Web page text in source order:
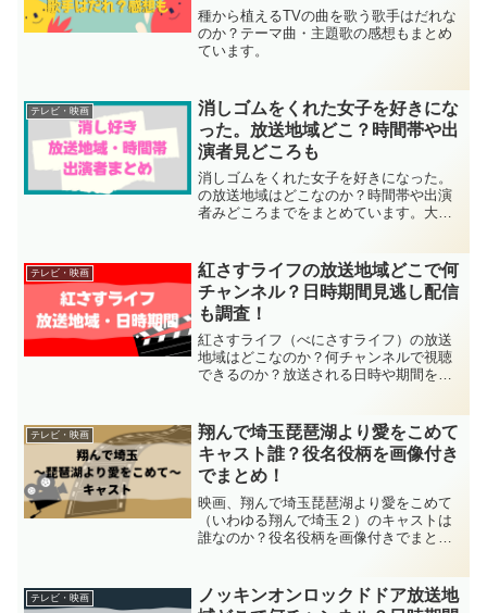
種から植えるTVの曲を歌う歌手はだれな
のか？テーマ曲・主題歌の感想もまとめ
ています。
テレビ・映画
消しゴムをくれた女子を好きにな
った。放送地域どこ？時間帯や出
演者見どころも
消しゴムをくれた女子を好きになった。
の放送地域はどこなのか？時間帯や出演
者みどころまでをまとめています。大橋
分かることです！ 消しゴムをくれた女子
を好きになった。の放送
テレビ・映画
紅さすライフの放送地域どこで何
チャンネル？日時期間見逃し配信
も調査！
紅さすライフ（べにさすライフ）の放送
地域はどこなのか？何チャンネルで視聴
できるのか？放送される日時や期間を徹
が主演ということで注目していますよ
ね！一緒に出演される方が誰
テレビ・映画
翔んで埼玉琵琶湖より愛をこめて
キャスト誰？役名役柄を画像付き
でまとめ！
映画、翔んで埼玉琵琶湖より愛をこめて
（いわゆる翔んで埼玉２）のキャストは
誰なのか？役名役柄を画像付きでまとめ
玉琵琶湖より愛をこめて】。翔んで埼玉
琵琶湖より愛をこ
テレビ・映画
ノッキンオンロックドドア放送地